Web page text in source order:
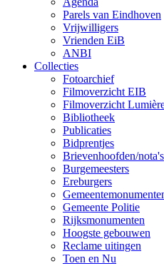
Parels van Eindhoven
Vrijwilligers
Vrienden EiB
ANBI
Collecties
Fotoarchief
Filmoverzicht EIB
Filmoverzicht
Bibliotheek
Publicaties
Bidprentjes
Brievenhoofden/nota's
Burgemeesters
Ereburgers
Gemeente Politie
Rijksmonumenten
Hoogste gebouwen
Reclame uitingen
Toen en Nu